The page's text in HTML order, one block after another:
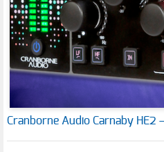
Cranborne Audio Carnaby HE2